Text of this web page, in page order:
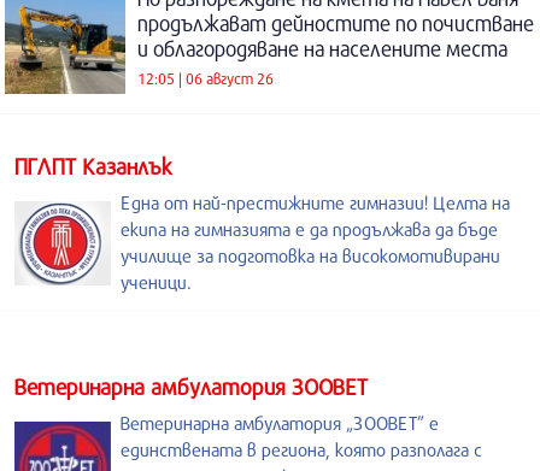
продължават дейностите по почистване
и облагородяване на населените места
12:05 | 06 август 26
ПГЛПТ Казанлък
Една от най-престижните гимназии! Целта на
екипа на гимназията е да продължава да бъде
училище за подготовка на високомотивирани
ученици.
Ветеринарна амбулатория ЗООВЕТ
Ветеринарна амбулатория „ЗООВЕТ” е
единствената в региона, която разполага с